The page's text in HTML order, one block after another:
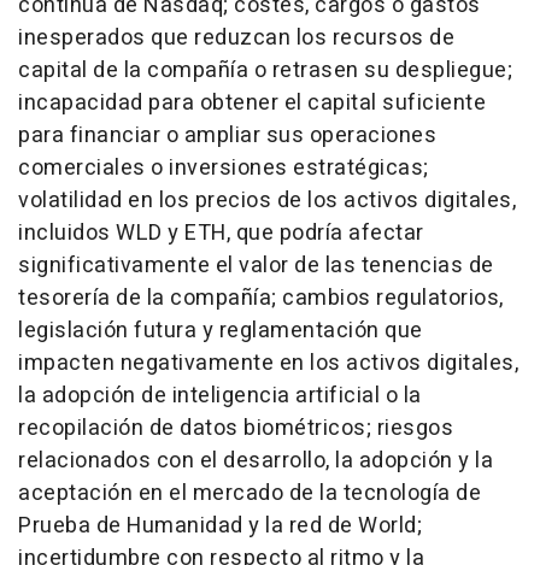
inesperados que reduzcan los recursos de
capital de la compañía o retrasen su despliegue;
incapacidad para obtener el capital suficiente
para financiar o ampliar sus operaciones
comerciales o inversiones estratégicas;
volatilidad en los precios de los activos digitales,
incluidos WLD y ETH, que podría afectar
significativamente el valor de las tenencias de
tesorería de la compañía; cambios regulatorios,
legislación futura y reglamentación que
impacten negativamente en los activos digitales,
la adopción de inteligencia artificial o la
recopilación de datos biométricos; riesgos
relacionados con el desarrollo, la adopción y la
aceptación en el mercado de la tecnología de
Prueba de Humanidad y la red de World;
incertidumbre con respecto al ritmo y la